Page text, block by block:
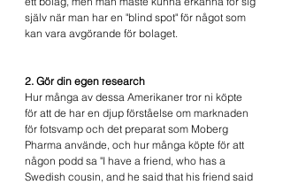
själv när man har en "blind spot" för något som
kan vara avgörande för bolaget.
2. Gör din egen research
Hur många av dessa Amerikaner tror ni köpte
för att de har en djup förståelse om marknaden
för fotsvamp och det preparat som Moberg
Pharma använde, och hur många köpte för att
någon podd sa "I have a friend, who has a
Swedish cousin, and he said that his friend said